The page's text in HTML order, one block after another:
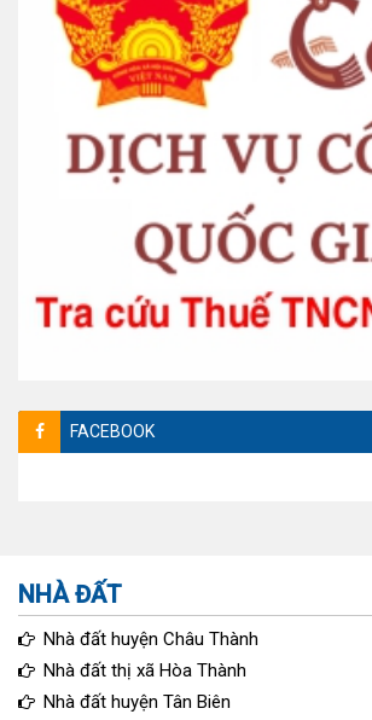
FACEBOOK
NHÀ ĐẤT
Nhà đất huyện Châu Thành
Nhà đất thị xã Hòa Thành
Nhà đất huyện Tân Biên